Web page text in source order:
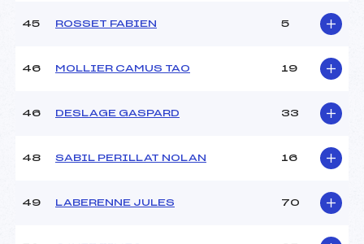
45 ROSSET FABIEN 5
46 MOLLIER CAMUS TAO 19
46 DESLAGE GASPARD 33
48 SABIL PERILLAT NOLAN 16
49 LABERENNE JULES 70